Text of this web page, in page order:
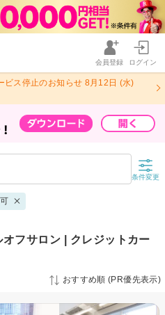
会員登録 ログイン
ビス停止のお知らせ 8月12日 (水)
条件変更
フサロン | クレジットカー
おすすめ順 (PR優先表示)